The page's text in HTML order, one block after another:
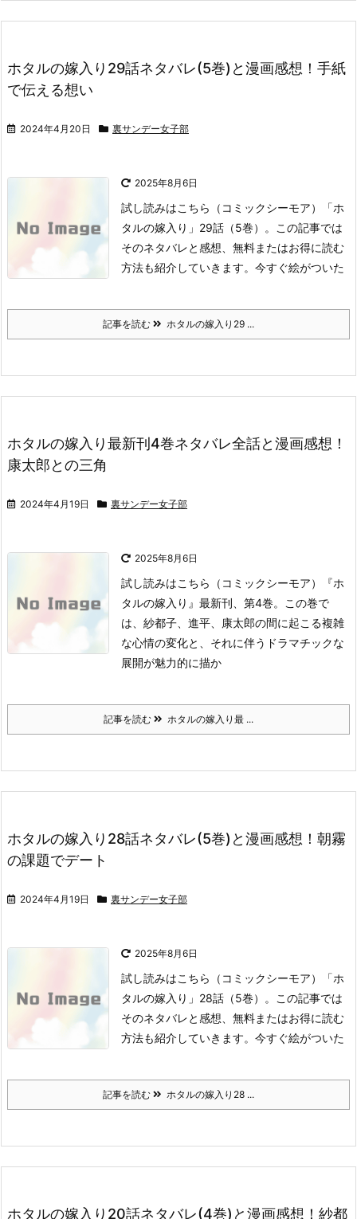
ホタルの嫁入り29話ネタバレ(5巻)と漫画感想！手紙
で伝える想い
2024年4月20日 裏サンデー女子部
2025年8月6日
試し読みはこちら （コミックシーモア）
「ホ
タルの嫁入り」29話（5巻）。
この記事では
そのネタバレと感想、無料またはお得に読む
方法も紹介していきます。 今すぐ絵がついた
記事を読む ホタルの嫁入り29 ...
ホタルの嫁入り最新刊4巻ネタバレ全話と漫画感想！
康太郎との三角
2024年4月19日 裏サンデー女子部
2025年8月6日
試し読みはこちら （コミックシーモア）
『ホ
タルの嫁入り』最新刊、第4巻。
この巻で
は、紗都子、進平、康太郎の間に起こる複雑
な心情の変化と、それに伴うドラマチックな
展開が魅力的に描か
記事を読む ホタルの嫁入り最 ...
ホタルの嫁入り28話ネタバレ(5巻)と漫画感想！朝霧
の課題でデート
2024年4月19日 裏サンデー女子部
2025年8月6日
試し読みはこちら （コミックシーモア）
「ホ
タルの嫁入り」28話（5巻）。
この記事では
そのネタバレと感想、無料またはお得に読む
方法も紹介していきます。 今すぐ絵がついた
記事を読む ホタルの嫁入り28 ...
ホタルの嫁入り20話ネタバレ(4巻)と漫画感想！紗都